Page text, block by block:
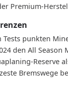
Premium-
punkten
den All
Reserve
Bremswege